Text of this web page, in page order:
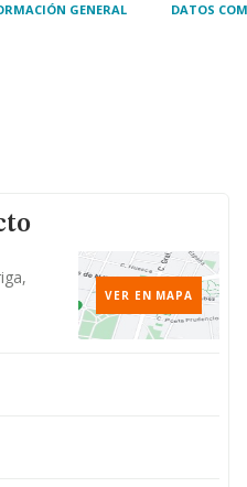
GENERAL DATOS
VER EN MAPA